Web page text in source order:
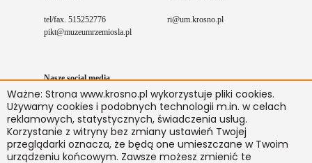
Ważne: Strona www.krosno.pl wykorzystuje pliki cookies.
Używamy cookies i podobnych technologii m.in. w celach
reklamowych, statystycznych, świadczenia usług.
Korzystanie z witryny bez zmiany ustawień Twojej
przeglądarki oznacza, że będą one umieszczane w Twoim
urządzeniu końcowym. Zawsze możesz zmienić te
tel/fax. 515252776
pikt@muzeumrzemiosla.pl
ri@um.krosno.pl
Nasze social media
Facebook Youtube Instagram
Kontakt BIP Mapa serwisu Deklaracja dostępności